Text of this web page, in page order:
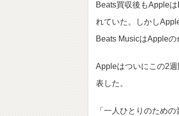
Beats買収後もApple
れていた。しかし
Beats MusicはAppleの
Appleはついにこの2
表した。
「一人ひとりのため